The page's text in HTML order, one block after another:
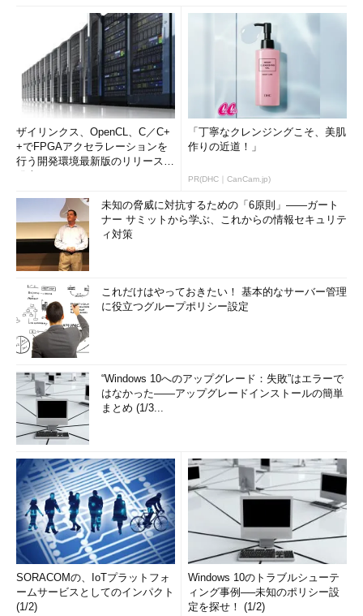
ザイリンクス、OpenCL、C／C+
+でFPGAアクセラレーションを
行う開発環境最新版のリリースを
「丁寧なクレンジングこそ、美肌
作りの近道！」
PR(DHC｜CanCam.jp)
未知の脅威に対抗するための「6原則」――ガート
ナー サミットから学ぶ、これからの情報セキュリテ
ィ対策
これだけはやっておきたい！ 基本的なサーバー管理
に役立つグループポリシー設定
“Windows 10へのアップグレード：失敗”はエラーで
はなかった――アップグレードインストールの簡単
まとめ (1/3...
SORACOMの、IoTプラットフォ
ームサービスとしてのインパクト
(1/2)
Windows 10のトラブルシューテ
ィング事例──未知のポリシー設
定を探せ！ (1/2)